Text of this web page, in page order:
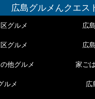
広島グルメんクエス
グルメ 広
グルメ 広
他グルメ 家ご
ルメ 広